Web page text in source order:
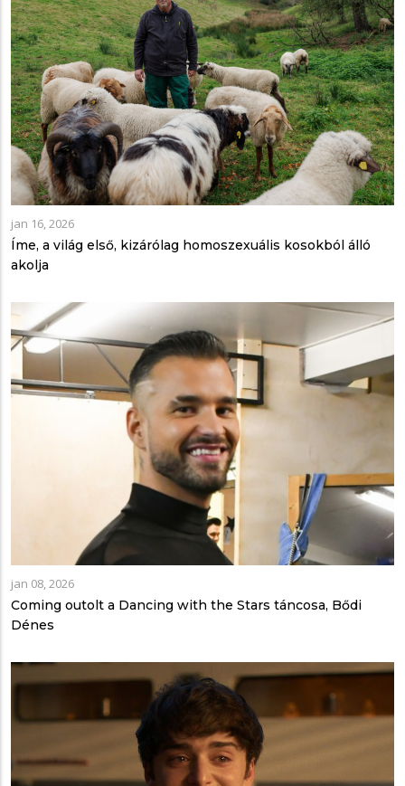
jan 16, 2026
Íme, a világ első, kizárólag homoszexuális kosokból álló
akolja
jan 08, 2026
Coming outolt a Dancing with the Stars táncosa, Bődi
Dénes